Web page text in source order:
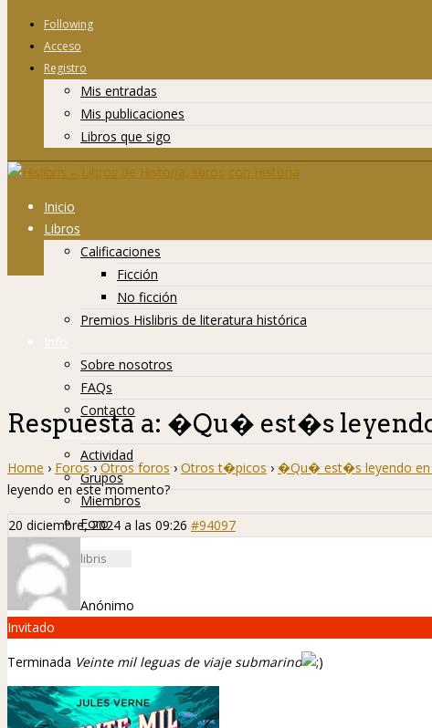
Following
Acceso
Registro
Mis entradas
Mis publicaciones
Libros que sigo
Inicio
Libros
Calificaciones
Ficción
No ficción
Premios Hislibris de literatura histórica
Info
Sobre nosotros
FAQs
Contacto
Hislibreños
Actividad
Grupos
Miembros
Foro
Respuesta a: �Qu� est�s
Home › Foros › Otros foros › Otros t�picos › �Qu� est�s leyendo en
leyendo en este momento?
20 diciembre, 2024 a las 09:26 #94097
Anónimo
Invitado
Terminada Veinte mil leguas de viaje submarino